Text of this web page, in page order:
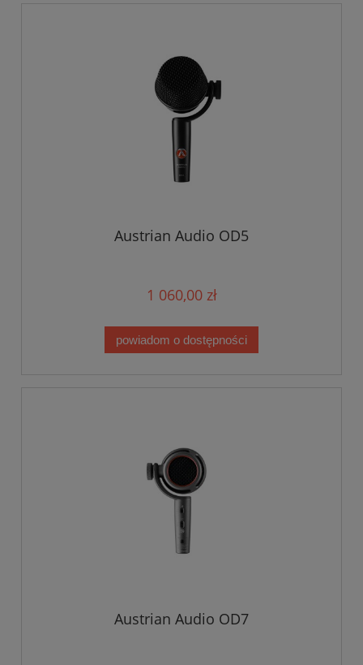
Austrian Audio OD5
1 060,00 zł
powiadom o dostępności
Austrian Audio OD7